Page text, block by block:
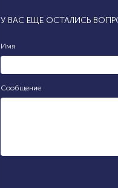
У ВАС ЕЩЕ ОСТАЛИСЬ
Имя
Сообщение